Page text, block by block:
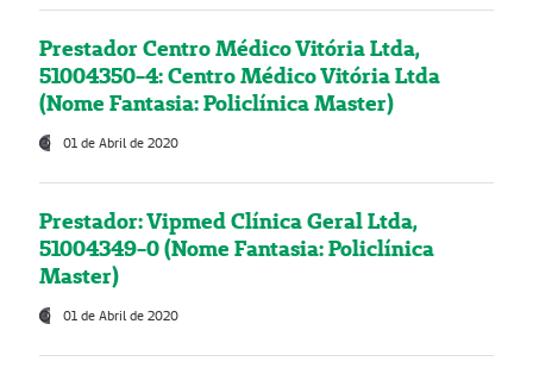
Prestador Centro Médico Vitória Ltda,
51004350-4: Centro Médico Vitória Ltda
(Nome Fantasia: Policlínica Master)
01 de Abril de 2020
Prestador: Vipmed Clínica Geral Ltda,
51004349-0 (Nome Fantasia: Policlínica
Master)
01 de Abril de 2020